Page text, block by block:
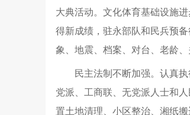
大典活动。文化体育基础设施
得新成绩，驻永部队和民兵预
象、地震、档案、对台、老龄
民主法制不断加强。认真
党派、工商联、无党派人士和
置土地清理、小区整治、湘纸